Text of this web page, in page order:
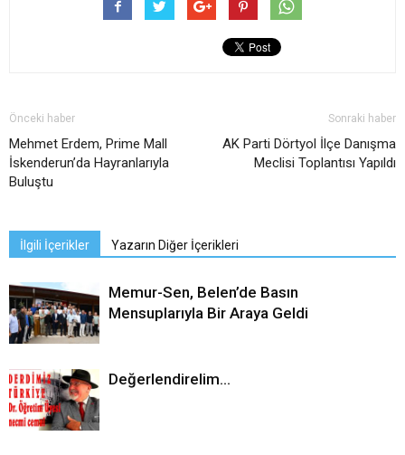
Önceki haber
Mehmet Erdem, Prime Mall
İskenderun’da Hayranlarıyla
Buluştu
Sonraki haber
AK Parti Dörtyol İlçe Danışma
Meclisi Toplantısı Yapıldı
İlgili İçerikler Yazarın Diğer İçerikleri
Memur-Sen, Belen’de Basın
Mensuplarıyla Bir Araya Geldi
Değerlendirelim…